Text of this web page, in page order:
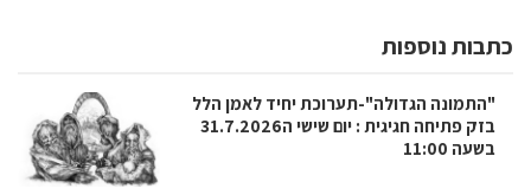
כתבות נוספות
"התמונה הגדולה"-תערוכת יחיד לאמן הלל
בזק פתיחה חגיגית : יום שישי ה31.7.2026
בשעה 11:00